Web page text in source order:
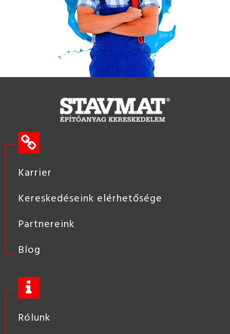
Karrier
Kereskedéseink elérhetősége
Partnereink
Blog
Rólunk